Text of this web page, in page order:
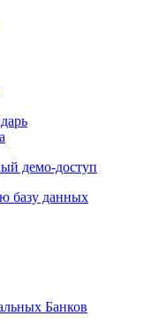
демо-доступ
базу данных
Банков